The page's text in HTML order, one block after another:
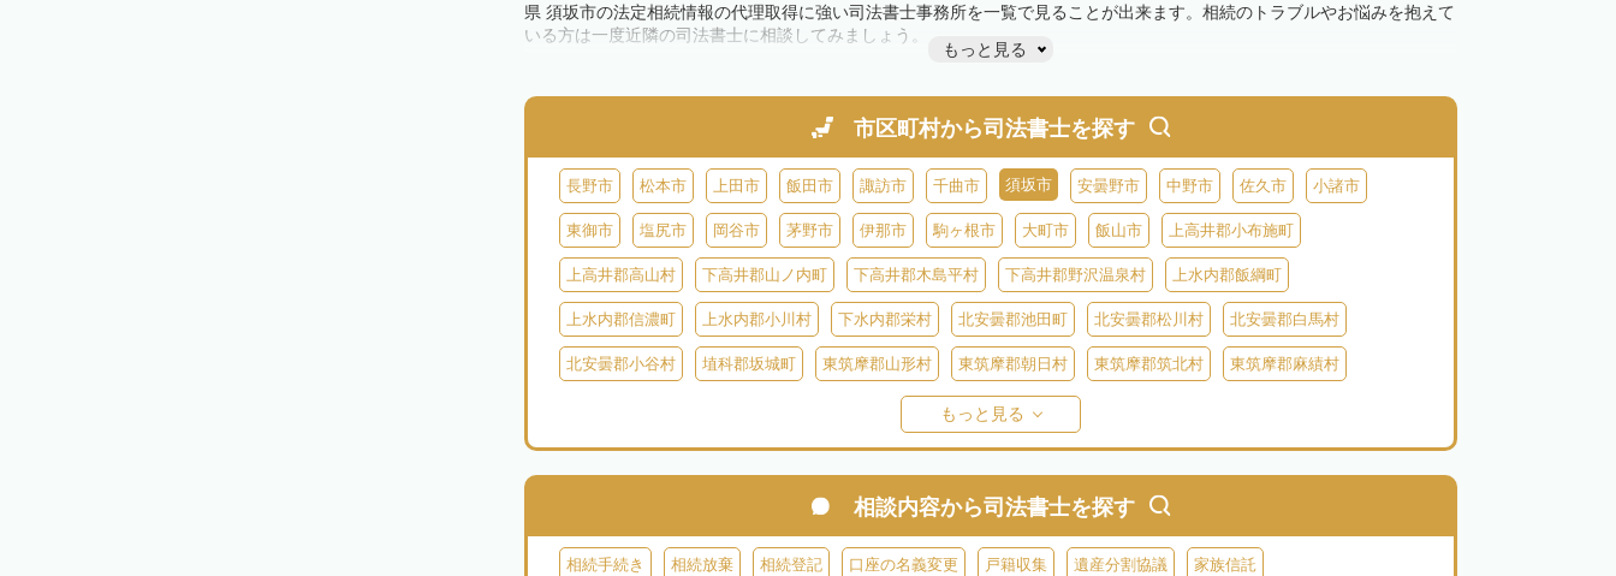
県 須坂市の法定相続情報の代理取得に強い司法書士事務所を一覧で見ることが出来ます。相続のトラブルやお悩みを抱えて
いる方は一度近隣の司法書士に相談してみましょう。
もっと見る
市区町村から司法書士を探す
長野市 松本市 上田市 飯田市 諏訪市 千曲市 須坂市 安曇野市 中野市 佐久市 小諸市
東御市 塩尻市 岡谷市 茅野市 伊那市 駒ヶ根市 大町市 飯山市 上高井郡小布施町
上高井郡高山村 下高井郡山ノ内町 下高井郡木島平村 下高井郡野沢温泉村 上水内郡飯綱町
上水内郡信濃町 上水内郡小川村 下水内郡栄村 北安曇郡池田町 北安曇郡松川村 北安曇郡白馬村
北安曇郡小谷村 埴科郡坂城町 東筑摩郡山形村 東筑摩郡朝日村 東筑摩郡筑北村 東筑摩郡麻績村
北佐久郡軽井沢町
南佐久郡佐久穂町 南佐久郡川上村 南佐久郡小海町 南佐久郡南牧村 南佐久郡南相木村 南佐久郡北相木村
諏訪郡原村 木曽郡木曽町 木曽郡上松町
木曽郡大桑村 木曽郡木祖村 木曽郡王滝村 上伊那郡箕輪町 上伊那郡辰野町 上伊那郡宮田村
もっと見る
相談内容から司法書士を探す
相続手続き 相続放棄 相続登記 口座の名義変更 戸籍収集 遺産分割協議 家族信託